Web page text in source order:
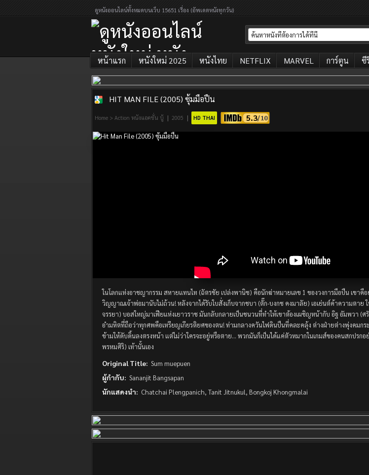
ดูหนังออนไลน์ทั้งหมดบนเว็บ 15651 เรื่อง (อัพเดตหนังทุกวัน)
ดูหนังออนไลน์
หนังใหม่ หนัง
หน้าแรก หนังใหม่ 2025 หนังไทย NETFLIX MARVEL การ์ตูน ซี
HIT MAN FILE (2005) ซุ้มมือปืน
Home > Action หนังแอคชั่น บู้ | 2005 | HD THAI 5.3
ในโลกแห่งอาชญากรรม สหายแทนไท (ฉัตรชัย เปล่งพานิช) คือนักฆ่าหมายเลข 1 ของวงการมือปืน เขาคื
วิญญาณเจ้าพ่อมานับไม่ถ้วน! หลังจากได้รับใบสั่งเก็บจากชบา (ตั๊ก-บงกช คงมาลัย) เอเย่นต์ค้าความตาย
จรรยา) บอสใหญ่มาเฟียแห่งเยาวราช มันกลับกลายเป็นชนวนที่ทำให้เขาต้องเผชิญหน้ากับ อิฐ อัมพวา (ศ
อำมหิตที่ถือว่าทุกศพคือเหรียญเกียรติยศของตน! ท่ามกลางควันไฟดินปืนที่คละคลุ้ง ต่างฝ่ายต่างพุ่งคมก
ข้ามให้ดับดิ้นลงตรงหน้า แต่ไม่ว่าใครจะอยู่หรือตาย… พวกมันก็เป็นได้แค่ตัวหมากในเกมส์ของคนสกปรก
พรหมศิริ) เท้านั้นเอง
Original Title: Sum muepuen
ผู้กำกับ: Sananjit Bangsapan
นักแสดงนำ: Chatchai Plengpanich, Tanit Jitnukul, Bongkoj Khongmalai